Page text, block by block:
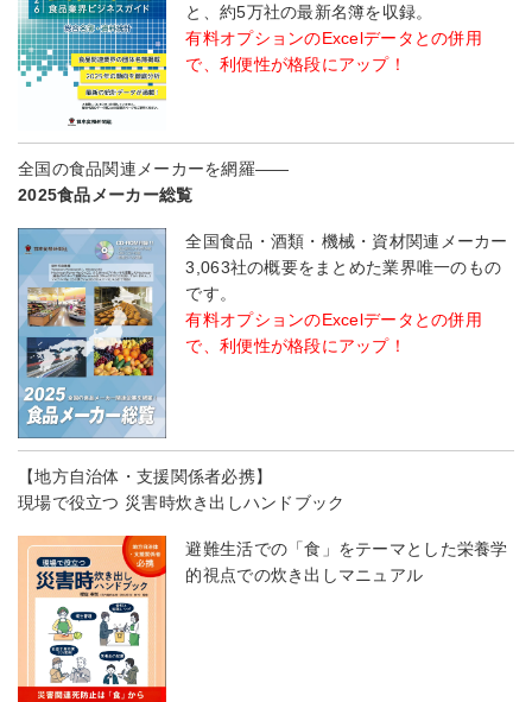
と、約5万社の最新名簿を収録。
有料オプションのExcelデータとの併用
で、利便性が格段にアップ！
全国の食品関連メーカーを網羅――
2025食品メーカー総覧
全国食品・酒類・機械・資材関連メーカー
3,063社の概要をまとめた業界唯一のもの
です。
有料オプションのExcelデータとの併用
で、利便性が格段にアップ！
【地方自治体・支援関係者必携】
現場で役立つ 災害時炊き出しハンドブック
避難生活での「食」をテーマとした栄養学
的視点での炊き出しマニュアル